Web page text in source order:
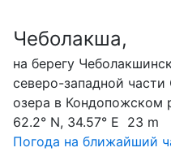
Чеболакша,
на берегу
северо-западной
озера в Кондопожском
62.2° N, 34.57° E 23 m
Погода на ближайший